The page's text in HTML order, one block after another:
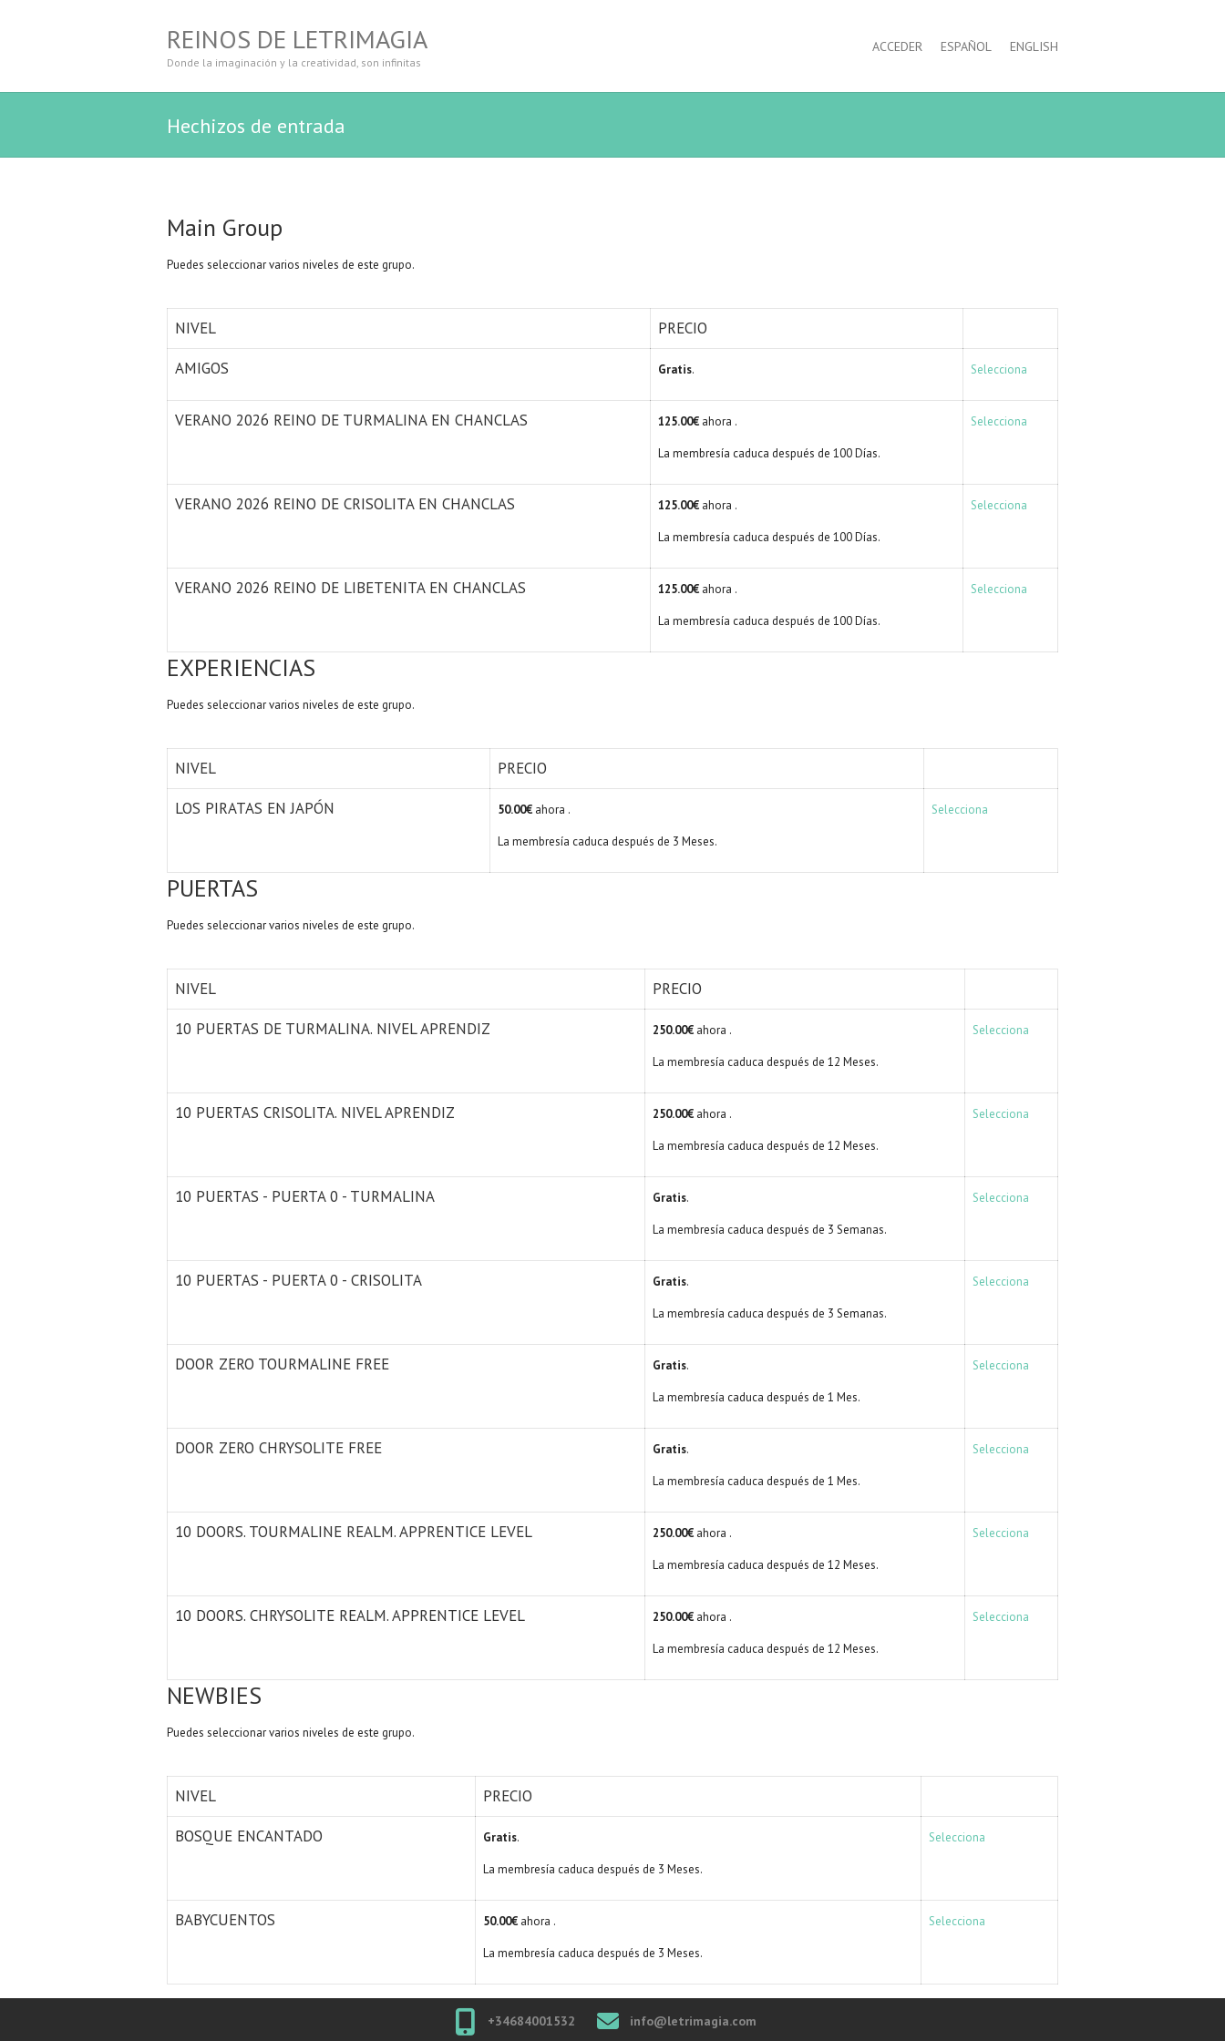
REINOS DE LETRIMAGIA
Donde la imaginación y la creatividad, son infinitas
ACCEDER ESPAÑOL ENGLISH
Hechizos de entrada
Main Group
Puedes seleccionar varios niveles de este grupo.
NIVEL PRECIO
AMIGOS Gratis. Selecciona
VERANO 2026 REINO DE TURMALINA EN CHANCLAS 125.00€ ahora .
La membresía caduca después de 100 Días.
Selecciona
VERANO 2026 REINO DE CRISOLITA EN CHANCLAS 125.00€ ahora .
La membresía caduca después de 100 Días.
Selecciona
VERANO 2026 REINO DE LIBETENITA EN CHANCLAS 125.00€ ahora .
La membresía caduca después de 100 Días.
Selecciona
EXPERIENCIAS
Puedes seleccionar varios niveles de este grupo.
NIVEL PRECIO
LOS PIRATAS EN JAPÓN 50.00€ ahora .
La membresía caduca después de 3 Meses.
Selecciona
PUERTAS
Puedes seleccionar varios niveles de este grupo.
NIVEL PRECIO
10 PUERTAS DE TURMALINA. NIVEL APRENDIZ 250.00€ ahora .
La membresía caduca después de 12 Meses.
Selecciona
10 PUERTAS CRISOLITA. NIVEL APRENDIZ 250.00€ ahora .
La membresía caduca después de 12 Meses.
Selecciona
10 PUERTAS - PUERTA 0 - TURMALINA Gratis.
La membresía caduca después de 3 Semanas.
Selecciona
10 PUERTAS - PUERTA 0 - CRISOLITA Gratis.
La membresía caduca después de 3 Semanas.
Selecciona
DOOR ZERO TOURMALINE FREE Gratis.
La membresía caduca después de 1 Mes.
Selecciona
DOOR ZERO CHRYSOLITE FREE Gratis.
La membresía caduca después de 1 Mes.
Selecciona
10 DOORS. TOURMALINE REALM. APPRENTICE LEVEL 250.00€ ahora .
La membresía caduca después de 12 Meses.
Selecciona
10 DOORS. CHRYSOLITE REALM. APPRENTICE LEVEL 250.00€ ahora .
La membresía caduca después de 12 Meses.
Selecciona
NEWBIES
Puedes seleccionar varios niveles de este grupo.
NIVEL PRECIO
BOSQUE ENCANTADO Gratis.
La membresía caduca después de 3 Meses.
Selecciona
BABYCUENTOS 50.00€ ahora .
La membresía caduca después de 3 Meses.
Selecciona
+34684001532 info@letrimagia.com